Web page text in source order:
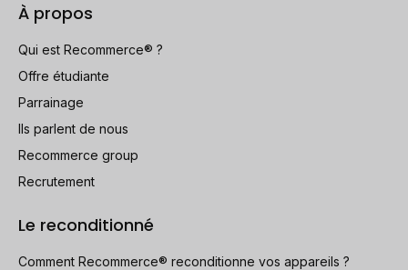
À propos
Qui est Recommerce® ?
Offre étudiante
Parrainage
Ils parlent de nous
Recommerce group
Recrutement
Le reconditionné
Comment Recommerce® reconditionne vos appareils ?